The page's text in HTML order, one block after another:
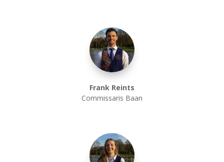
Frank Reints
Commissaris Baan